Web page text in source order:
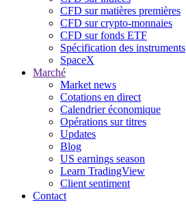
CFD sur matières premières
CFD sur crypto-monnaies
CFD sur fonds ETF
Spécification des instruments
SpaceX
Marché
Market news
Cotations en direct
Calendrier économique
Opérations sur titres
Updates
Blog
US earnings season
Learn TradingView
Client sentiment
Contact